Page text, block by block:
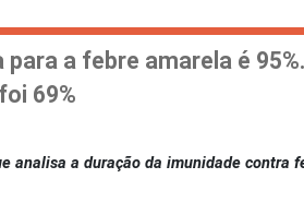
a febre amarela é
69%
analisa a duração da imunidade contra